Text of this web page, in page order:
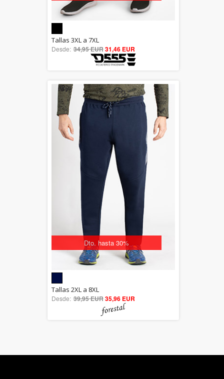
5.00
out of 5
Tallas 3XL a 7XL
Desde: 34,95 EUR31,46 EUR
Dto. hasta 30%
5.00
out of 5
Tallas 2XL a 8XL
Desde: 39,95 EUR35,96 EUR